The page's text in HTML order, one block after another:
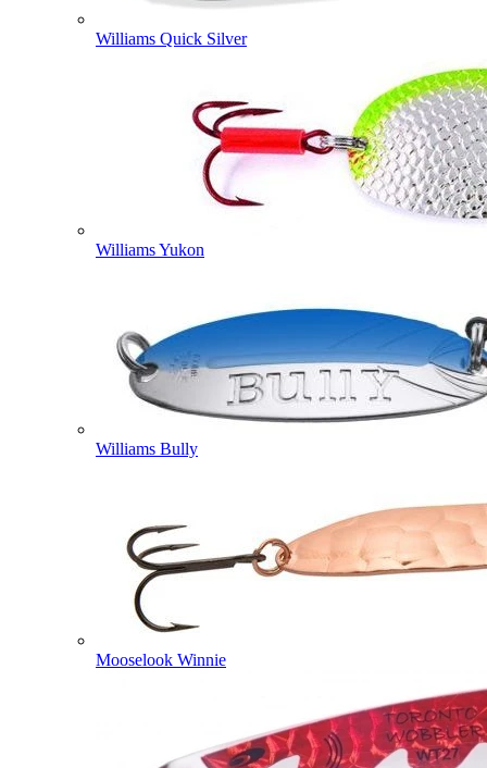
Williams Quick Silver
Williams Yukon
Williams Bully
Mooselook Winnie